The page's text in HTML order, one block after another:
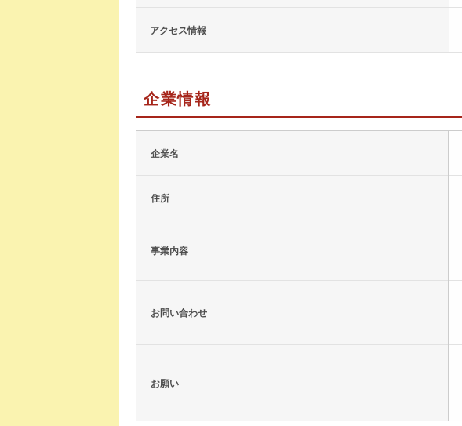
アクセス情報
企業情報
企業名
住所
事業内容
お問い合わせ
お願い